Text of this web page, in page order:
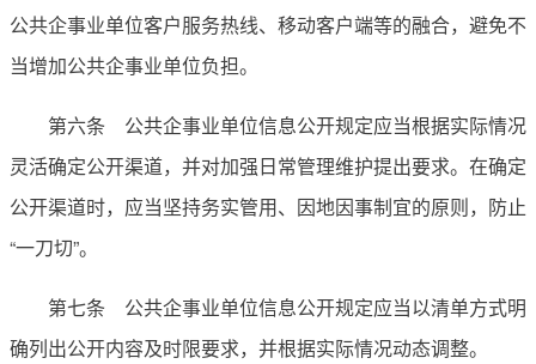
公共企事业单位客户服务热线、移动客户端等的融合，避免不
当增加公共企事业单位负担。
第六条 公共企事业单位信息公开规定应当根据实际情况
灵活确定公开渠道，并对加强日常管理维护提出要求。在确定
公开渠道时，应当坚持务实管用、因地因事制宜的原则，防止
“一刀切”。
第七条 公共企事业单位信息公开规定应当以清单方式明
确列出公开内容及时限要求，并根据实际情况动态调整。